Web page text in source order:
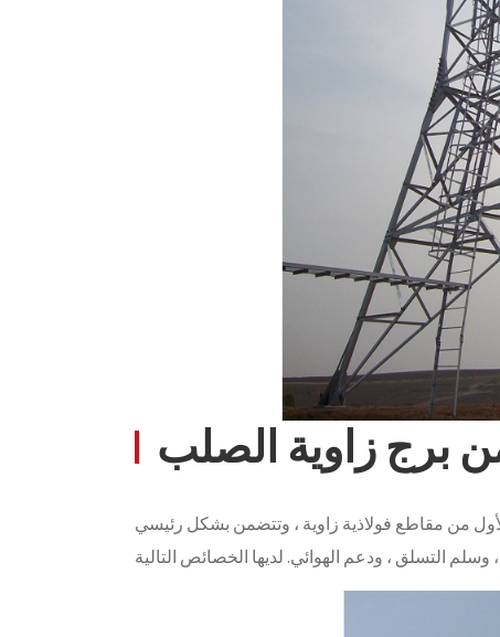
برج زاوية الصلب
من مقاطع فولاذية زاوية ، وتتضمن بشكل رئيسي